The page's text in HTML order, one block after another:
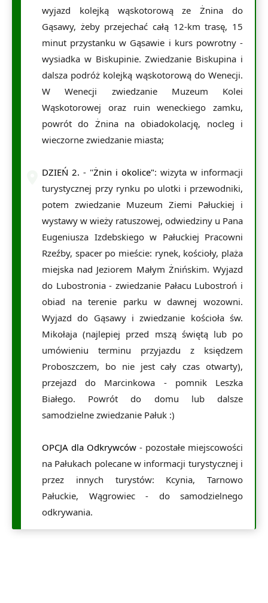
wyjazd kolejką wąskotorową ze Żnina do
Gąsawy, żeby przejechać całą 12-km trasę, 15
minut przystanku w Gąsawie i kurs powrotny -
wysiadka w Biskupinie. Zwiedzanie Biskupina i
dalsza podróż kolejką wąskotorową do Wenecji.
W Wenecji zwiedzanie Muzeum Kolei
Wąskotorowej oraz ruin weneckiego zamku,
powrót do Żnina na obiadokolację, nocleg i
wieczorne zwiedzanie miasta;
DZIEŃ 2. - "Żnin i okolice": wizyta w informacji
turystycznej przy rynku po ulotki i przewodniki,
potem zwiedzanie Muzeum Ziemi Pałuckiej i
wystawy w wieży ratuszowej, odwiedziny u Pana
Eugeniusza Izdebskiego w Pałuckiej Pracowni
Rzeźby, spacer po mieście: rynek, kościoły, plaża
miejska nad Jeziorem Małym Żnińskim. Wyjazd
do Lubostronia - zwiedzanie Pałacu Lubostroń i
obiad na terenie parku w dawnej wozowni.
Wyjazd do Gąsawy i zwiedzanie kościoła św.
Mikołaja (najlepiej przed mszą świętą lub po
umówieniu terminu przyjazdu z księdzem
Proboszczem, bo nie jest cały czas otwarty),
przejazd do Marcinkowa - pomnik Leszka
Białego. Powrót do domu lub dalsze
samodzielne zwiedzanie Pałuk :)
OPCJA dla Odkrywców - pozostałe miejscowości
na Pałukach polecane w informacji turystycznej i
przez innych turystów: Kcynia, Tarnowo
Pałuckie, Wągrowiec - do samodzielnego
odkrywania.